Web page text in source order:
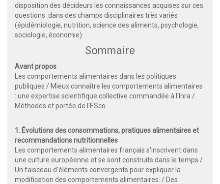
disposition des décideurs les connaissances acquises sur ces
questions dans des champs disciplinaires très variés
(épidémiologie, nutrition, science des aliments, psychologie,
sociologie, économie).
Sommaire
Avant propos
Les comportements alimentaires dans les politiques
publiques / Mieux connaître les comportements alimentaires
: une expertise scientifique collective commandée à l'Inra /
Méthodes et portée de l'ESco
1. Évolutions des consommations, pratiques alimentaires et
recommandations nutritionnelles
Les comportements alimentaires français s'inscrivent dans
une culture européenne et se sont construits dans le temps /
Un faisceau d'éléments convergents pour expliquer la
modification des comportements alimentaires. / Des